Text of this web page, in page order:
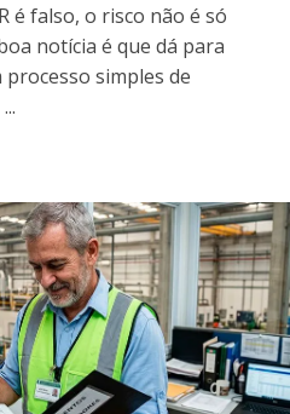
é falso, o risco não é só
notícia é que dá para
simples de